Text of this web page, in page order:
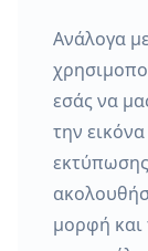
Ανάλογα
εσάς να
την
μορφή και